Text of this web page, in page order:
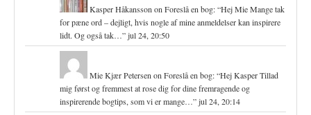
Kasper Håkansson on Foreslå en bog: “Hej Mie Mange tak
for pæne ord – dejligt, hvis nogle af mine anmeldelser kan inspirere
lidt. Og også tak…”jul 24, 20:50
Mie Kjær Petersen on Foreslå en bog: “Hej Kasper Tillad
mig først og fremmest at rose dig for dine fremragende og
inspirerende bogtips, som vi er mange…”jul 24, 20:14